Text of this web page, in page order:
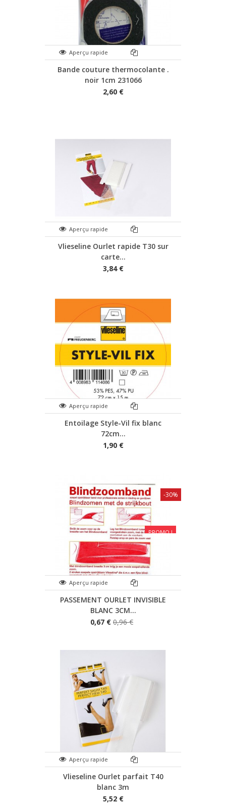
Aperçu rapide
Bande couture thermocolante .
noir 1cm 231066
2,60 €
Aperçu rapide
Vlieseline Ourlet rapide T30 sur
carte...
3,84 €
Aperçu rapide
Entoilage Style-Vil fix blanc
72cm...
1,90 €
PROMO !
Aperçu rapide
PASSEMENT OURLET INVISIBLE
BLANC 3CM...
0,67 € 0,96 €
-30%
Aperçu rapide
Vlieseline Ourlet parfait T40
blanc 3m
5,52 €